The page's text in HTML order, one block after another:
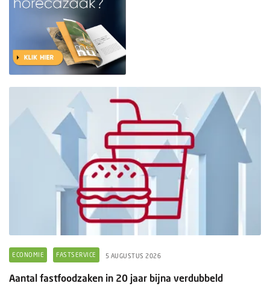
ECONOMIE FASTSERVICE 5 AUGUSTUS 2026
Aantal fastfoodzaken in 20 jaar bijna verdubbeld